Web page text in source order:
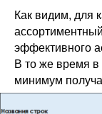
Как видим, для
эффективного
В то же время в
минимум